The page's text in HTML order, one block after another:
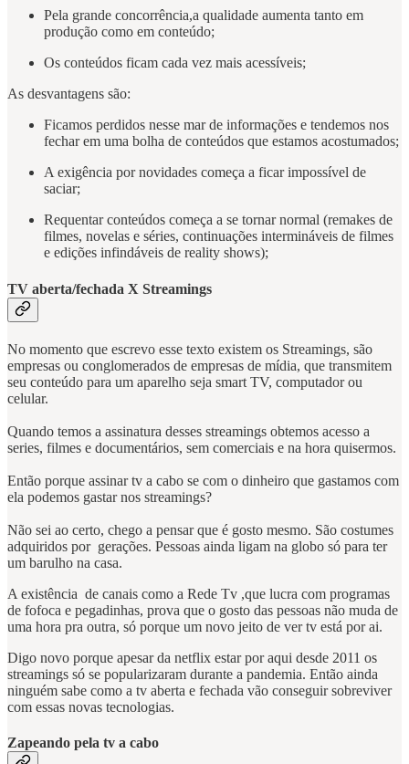
Pela grande concorrência,a qualidade aumenta tanto em
produção como em conteúdo;
Os conteúdos ficam cada vez mais acessíveis;
As desvantagens são:
Ficamos perdidos nesse mar de informações e tendemos nos
fechar em uma bolha de conteúdos que estamos acostumados;
A exigência por novidades começa a ficar impossível de
saciar;
Requentar conteúdos começa a se tornar normal (remakes de
filmes, novelas e séries, continuações intermináveis de filmes
e edições infindáveis de reality shows);
TV aberta/fechada X Streamings
No momento que escrevo esse texto existem os Streamings, são
empresas ou conglomerados de empresas de mídia, que transmitem
seu conteúdo para um aparelho seja smart TV, computador ou
celular.
Quando temos a assinatura desses streamings obtemos acesso a
series, filmes e documentários, sem comerciais e na hora quisermos.
Então porque assinar tv a cabo se com o dinheiro que gastamos com
ela podemos gastar nos streamings?
Não sei ao certo, chego a pensar que é gosto mesmo. São costumes
adquiridos por gerações. Pessoas ainda ligam na globo só para ter
um barulho na casa.
A existência de canais como a Rede Tv ,que lucra com programas
de fofoca e pegadinhas, prova que o gosto das pessoas não muda de
uma hora pra outra, só porque um novo jeito de ver tv está por ai.
Digo novo porque apesar da netflix estar por aqui desde 2011 os
streamings só se popularizaram durante a pandemia. Então ainda
ninguém sabe como a tv aberta e fechada vão conseguir sobreviver
com essas novas tecnologias.
Zapeando pela tv a cabo